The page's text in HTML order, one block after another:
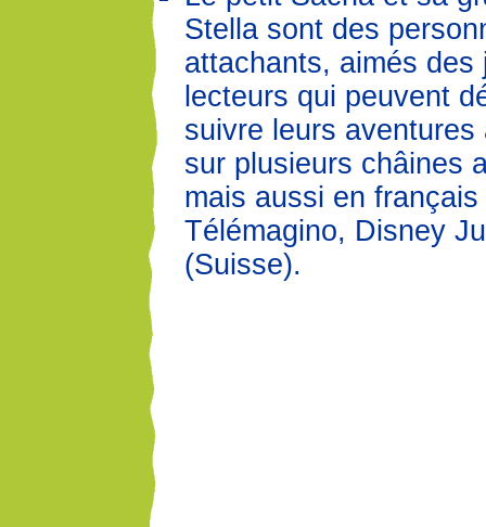
Stella sont des
attachants, aimés des
lecteurs qui peuvent
suivre leurs aventures
sur plusieurs châines
mais aussi en français
Télémagino, Disney
(Suisse).